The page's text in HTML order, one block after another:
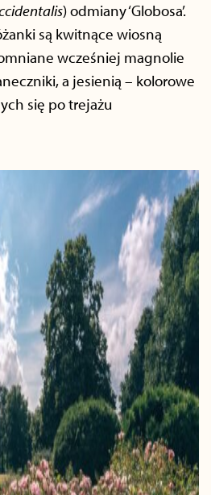
) odmiany ‘Globosa’.
są kwitnące wiosną
wcześniej magnolie
a jesienią – kolorowe
się po trejażu